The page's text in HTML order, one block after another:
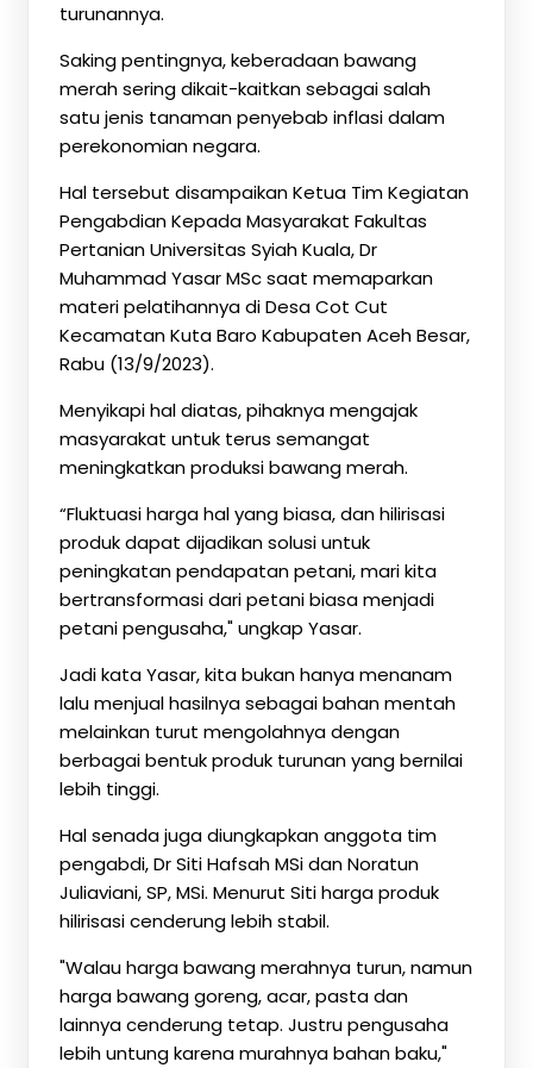
turunannya.
Saking pentingnya, keberadaan bawang
merah sering dikait-kaitkan sebagai salah
satu jenis tanaman penyebab inflasi dalam
perekonomian negara.
Hal tersebut disampaikan Ketua Tim Kegiatan
Pengabdian Kepada Masyarakat Fakultas
Pertanian Universitas Syiah Kuala, Dr
Muhammad Yasar MSc saat memaparkan
materi pelatihannya di Desa Cot Cut
Kecamatan Kuta Baro Kabupaten Aceh Besar,
Rabu (13/9/2023).
Menyikapi hal diatas, pihaknya mengajak
masyarakat untuk terus semangat
meningkatkan produksi bawang merah.
“Fluktuasi harga hal yang biasa, dan hilirisasi
produk dapat dijadikan solusi untuk
peningkatan pendapatan petani, mari kita
bertransformasi dari petani biasa menjadi
petani pengusaha," ungkap Yasar.
Jadi kata Yasar, kita bukan hanya menanam
lalu menjual hasilnya sebagai bahan mentah
melainkan turut mengolahnya dengan
berbagai bentuk produk turunan yang bernilai
lebih tinggi.
Hal senada juga diungkapkan anggota tim
pengabdi, Dr Siti Hafsah MSi dan Noratun
Juliaviani, SP, MSi. Menurut Siti harga produk
hilirisasi cenderung lebih stabil.
"Walau harga bawang merahnya turun, namun
harga bawang goreng, acar, pasta dan
lainnya cenderung tetap. Justru pengusaha
lebih untung karena murahnya bahan baku,"